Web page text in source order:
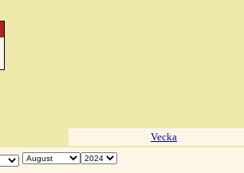
Vecka